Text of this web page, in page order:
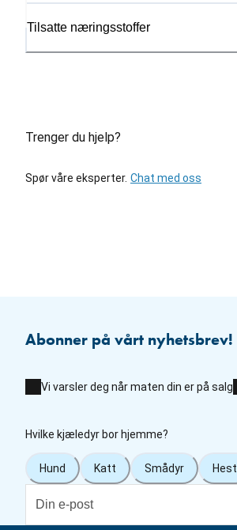
Tilsatte næringsstoffer
Trenger du hjelp?
Spør våre eksperter. Chat med oss
Abonner på vårt nyhetsbrev!
Vi varsler deg når maten din er på salg
Hvilke kjæledyr bor hjemme?
Hund Katt Smådyr Hest